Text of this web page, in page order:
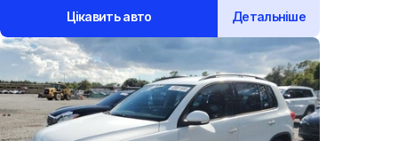
Цікавить авто Детальніше